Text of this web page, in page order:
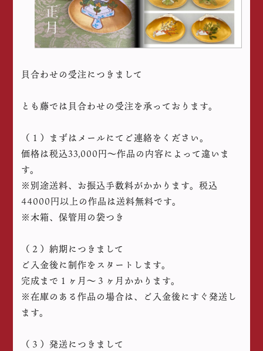
貝合わせの受注につきまして
とも藤では貝合わせの受注を承っております。
（１）まずはメールにてご連絡をください。
価格は税込33,000円〜作品の内容によって違いま
す。
※別途送料、お振込手数料がかかります。税込
44000円以上の作品は送料無料です。
※木箱、保管用の袋つき
（２）納期につきまして
ご入金後に制作をスタートします。
完成まで１ヶ月〜３ヶ月かかります。
※在庫のある作品の場合は、ご入金後にすぐ発送し
ます。
（３）発送につきまして